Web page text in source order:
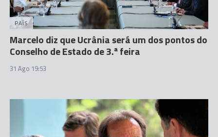
PAÍS
Marcelo diz que Ucrânia será um dos pontos do
Conselho de Estado de 3.ª feira
31 Ago 19:53